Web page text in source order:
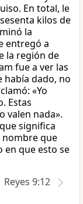
En total, le
kilos de
la
entregó a
la región de
fue a ver las
había dado, no
«Yo
Estas
valen nada».
significa
nombre que
en que esto se
Reyes 9:12